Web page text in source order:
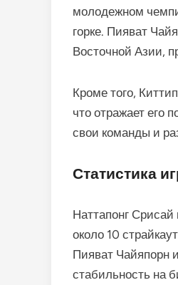
молодежном
горке. Пияват
Восточной Азии,
Кроме того,
что отражает его
свои команды и
Статистика
Наттапонг
около 10
Пияват Чайяпорн
стабильность на